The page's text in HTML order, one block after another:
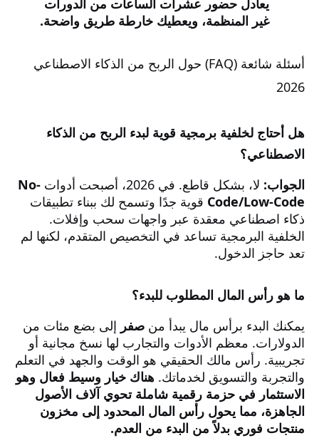
يعادل حضور عشرات الساعات من الدورات
غير المنظمة، ويعطيك خارطة طريق واضحة.
أسئلة شائعة (FAQ) حول الربح من الذكاء الاصطناعي
2026
هل أحتاج لخلفية برمجية قوية لبدء الربح من الذكاء
الاصطناعي؟
الجواب: لا، بشكل قاطع. في 2026، أصبحت أدوات
No-
Code/Low-Code قوية جدًا وتسمح لك ببناء تطبيقات
ذكاء اصطناعي معقدة عبر واجهات سحب وإفلات.
الخلفية البرمجية تساعد في التخصيص المتقدم، لكنها لم
تعد حاجز الدخول.
ما هو رأس المال المطلوب للبدء؟
يمكنك البدء برأس مال يبدأ من صفر إلى بضع مئات من
الدولارات. معظم الأدوات والتجارب لها نسخ مجانية أو
تجريبية. رأس مالك الحقيقي هو الوقت والجهد في التعلم
والتجربة والتسويق لخدماتك. هناك خيار وسيط فعال وهو
الاستثمار في حزمة رقمية شاملة تحوي آلاف الأصول
الجاهزة، مما يحول رأس المال المحدود إلى مخزون
منتجات فوري بدلاً من البدء من العدم.